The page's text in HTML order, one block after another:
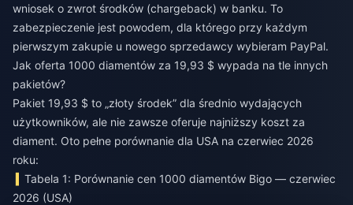
wniosek o zwrot środków (chargeback) w banku. To
zabezpieczenie jest powodem, dla którego przy każdym
pierwszym zakupie u nowego sprzedawcy wybieram PayPal.
Jak oferta 1000 diamentów za 19,93 $ wypada na tle innych
pakietów?
Pakiet 19,93 $ to „złoty środek” dla średnio wydających
użytkowników, ale nie zawsze oferuje najniższy koszt za
diament. Oto pełne porównanie dla USA na czerwiec 2026
roku:
Tabela 1: Porównanie cen 1000 diamentów Bigo — czerwiec
2026 (USA)